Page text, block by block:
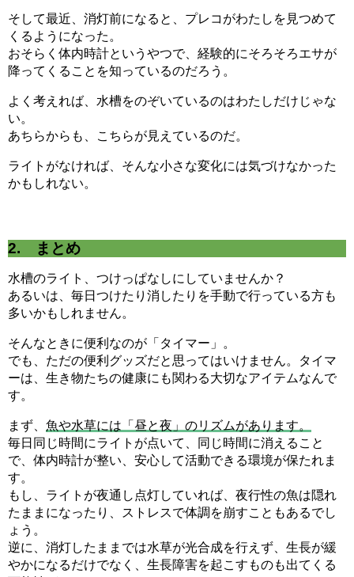
そして最近、消灯前になると、プレコがわたしを見つめて
くるようになった。
おそらく体内時計というやつで、経験的にそろそろエサが
降ってくることを知っているのだろう。
よく考えれば、水槽をのぞいているのはわたしだけじゃな
い。
あちらからも、こちらが見えているのだ。
ライトがなければ、そんな小さな変化には気づけなかった
かもしれない。
2. まとめ
水槽のライト、つけっぱなしにしていませんか？
あるいは、毎日つけたり消したりを手動で行っている方も
多いかもしれません。
そんなときに便利なのが「タイマー」。
でも、ただの便利グッズだと思ってはいけません。タイマ
ーは、生き物たちの健康にも関わる大切なアイテムなんで
す。
まず、 魚や水草には「昼と夜」のリズムがあります。
毎日同じ時間にライトが点いて、同じ時間に消えること
で、体内時計が整い、安心して活動できる環境が保たれま
す。
もし、ライトが夜通し点灯していれば、夜行性の魚は隠れ
たままになったり、ストレスで体調を崩すこともあるでし
ょう。
逆に、消灯したままでは水草が光合成を行えず、生長が緩
やかになるだけでなく、生長障害を起こすものも出てくる